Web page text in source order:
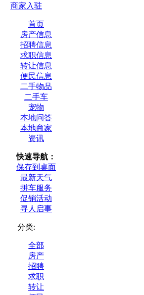
商家入驻
首页
房产信息
招聘信息
求职信息
转让信息
便民信息
二手物品
二手车
宠物
本地问答
本地商家
资讯
快速导航：
保存到桌面
最新天气
拼车服务
促销活动
寻人启事
分类:
全部
房产
招聘
求职
转让